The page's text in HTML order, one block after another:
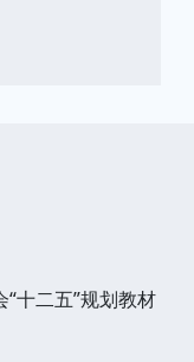
十二五”规划教材